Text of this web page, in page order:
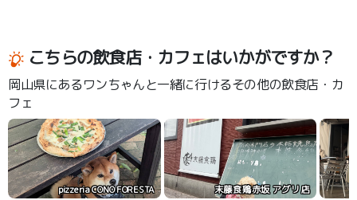
こちらの飲食店・カフェはいかがですか？
岡山県にあるワンちゃんと一緒に行けるその他の飲食店・カ
フェ
pizzeria CONO FORESTA 末藤食鶏赤坂 アグリ店